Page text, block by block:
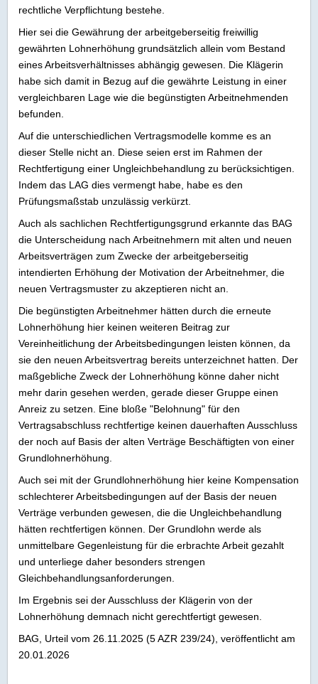
rechtliche Verpflichtung bestehe.
Hier sei die Gewährung der arbeitgeberseitig freiwillig
gewährten Lohnerhöhung grundsätzlich allein vom Bestand
eines Arbeitsverhältnisses abhängig gewesen. Die Klägerin
habe sich damit in Bezug auf die gewährte Leistung in einer
vergleichbaren Lage wie die begünstigten Arbeitnehmenden
befunden.
Auf die unterschiedlichen Vertragsmodelle komme es an
dieser Stelle nicht an. Diese seien erst im Rahmen der
Rechtfertigung einer Ungleichbehandlung zu berücksichtigen.
Indem das LAG dies vermengt habe, habe es den
Prüfungsmaßstab unzulässig verkürzt.
Auch als sachlichen Rechtfertigungsgrund erkannte das BAG
die Unterscheidung nach Arbeitnehmern mit alten und neuen
Arbeitsverträgen zum Zwecke der arbeitgeberseitig
intendierten Erhöhung der Motivation der Arbeitnehmer, die
neuen Vertragsmuster zu akzeptieren nicht an.
Die begünstigten Arbeitnehmer hätten durch die erneute
Lohnerhöhung hier keinen weiteren Beitrag zur
Vereinheitlichung der Arbeitsbedingungen leisten können, da
sie den neuen Arbeitsvertrag bereits unterzeichnet hatten. Der
maßgebliche Zweck der Lohnerhöhung könne daher nicht
mehr darin gesehen werden, gerade dieser Gruppe einen
Anreiz zu setzen. Eine bloße "Belohnung" für den
Vertragsabschluss rechtfertige keinen dauerhaften Ausschluss
der noch auf Basis der alten Verträge Beschäftigten von einer
Grundlohnerhöhung.
Auch sei mit der Grundlohnerhöhung hier keine Kompensation
schlechterer Arbeitsbedingungen auf der Basis der neuen
Verträge verbunden gewesen, die die Ungleichbehandlung
hätten rechtfertigen können. Der Grundlohn werde als
unmittelbare Gegenleistung für die erbrachte Arbeit gezahlt
und unterliege daher besonders strengen
Gleichbehandlungsanforderungen.
Im Ergebnis sei der Ausschluss der Klägerin von der
Lohnerhöhung demnach nicht gerechtfertigt gewesen.
BAG, Urteil vom 26.11.2025 (5 AZR 239/24), veröffentlicht am
20.01.2026